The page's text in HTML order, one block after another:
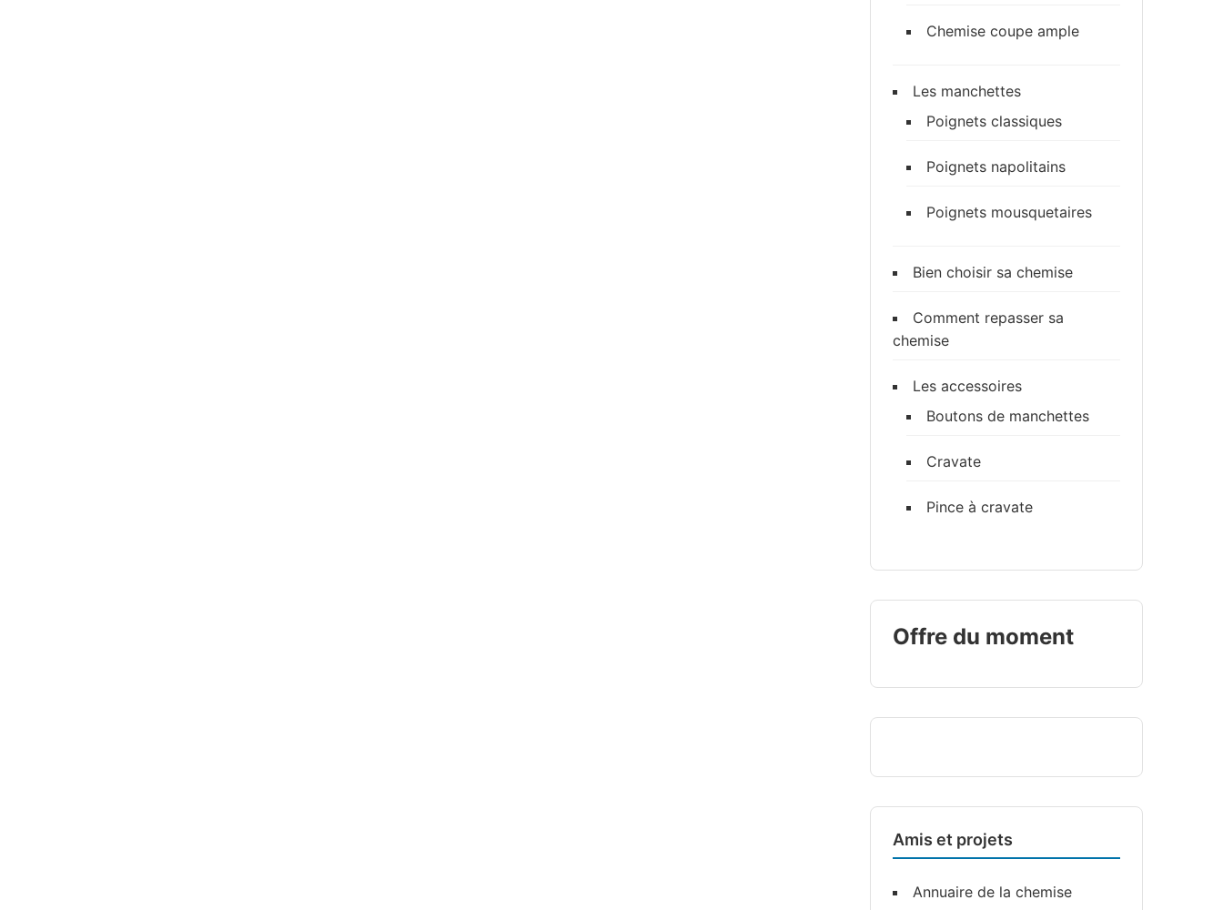
Chemise coupe ample
Les manchettes
Poignets classiques
Poignets napolitains
Poignets mousquetaires
Bien choisir sa chemise
Comment repasser sa
chemise
Les accessoires
Boutons de manchettes
Cravate
Pince à cravate
Offre du moment
Amis et projets
Annuaire de la chemise